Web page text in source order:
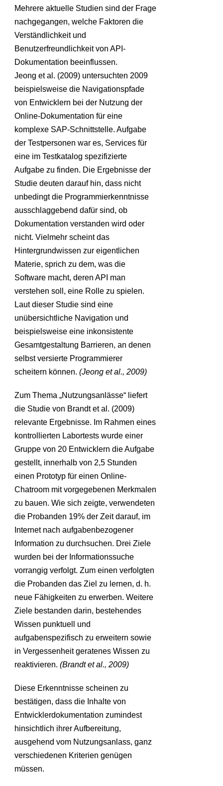
Mehrere aktuelle Studien sind der Frage
nachgegangen, welche Faktoren die
Verständlichkeit und
Benutzerfreundlichkeit von API-
Dokumentation beeinflussen.
Jeong et al. (2009) untersuchten 2009
beispielsweise die Navigationspfade
von Entwicklern bei der Nutzung der
Online-Dokumentation für eine
komplexe SAP-Schnittstelle. Aufgabe
der Testpersonen war es, Services für
eine im Testkatalog spezifizierte
Aufgabe zu finden. Die Ergebnisse der
Studie deuten darauf hin, dass nicht
unbedingt die Programmierkenntnisse
ausschlaggebend dafür sind, ob
Dokumentation verstanden wird oder
nicht. Vielmehr scheint das
Hintergrundwissen zur eigentlichen
Materie, sprich zu dem, was die
Software macht, deren API man
verstehen soll, eine Rolle zu spielen.
Laut dieser Studie sind eine
unübersichtliche Navigation und
beispielsweise eine inkonsistente
Gesamtgestaltung Barrieren, an denen
selbst versierte Programmierer
scheitern können. (Jeong et al., 2009)
Zum Thema „Nutzungsanlässe“ liefert
die Studie von Brandt et al. (2009)
relevante Ergebnisse. Im Rahmen eines
kontrollierten Labortests wurde einer
Gruppe von 20 Entwicklern die Aufgabe
gestellt, innerhalb von 2,5 Stunden
einen Prototyp für einen Online-
Chatroom mit vorgegebenen Merkmalen
zu bauen. Wie sich zeigte, verwendeten
die Probanden 19% der Zeit darauf, im
Internet nach aufgabenbezogener
Information zu durchsuchen. Drei Ziele
wurden bei der Informationssuche
vorrangig verfolgt. Zum einen verfolgten
die Probanden das Ziel zu lernen, d. h.
neue Fähigkeiten zu erwerben. Weitere
Ziele bestanden darin, bestehendes
Wissen punktuell und
aufgabenspezifisch zu erweitern sowie
in Vergessenheit geratenes Wissen zu
reaktivieren. (Brandt et al., 2009)
Diese Erkenntnisse scheinen zu
bestätigen, dass die Inhalte von
Entwicklerdokumentation zumindest
hinsichtlich ihrer Aufbereitung,
ausgehend vom Nutzungsanlass, ganz
verschiedenen Kriterien genügen
müssen.